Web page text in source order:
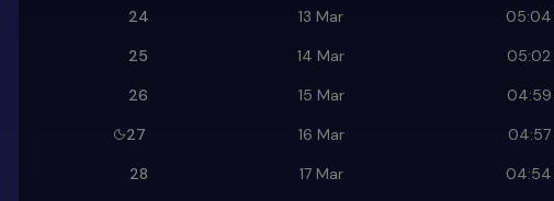
24
13 Mar 05:04
25
14 Mar 05:02
26
15 Mar 04:59
27
16 Mar 04:57
28
17 Mar 04:54